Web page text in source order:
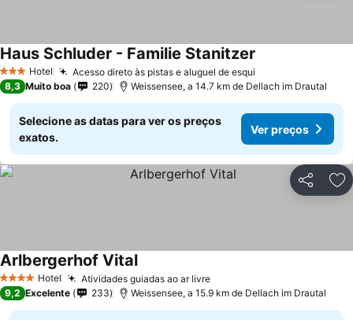
3 EstrelasHotel Acesso direto às pistas e aluguel de esqui
Haus Schluder - Familie Stanitzer
8,3 Muito boa 220 Weissensee, a 14.7 km de Dellach im Drautal
Selecione as datas para ver os preços
exatos.
Ver preços
Partilhar
4 EstrelasHotel Atividades guiadas ao ar livre
Arlbergerhof Vital
9,2 Excelente 233 Weissensee, a 15.9 km de Dellach im Drautal